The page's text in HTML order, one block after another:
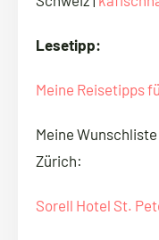
Lesetipp:
Meine Reisetipps
Meine
Zürich:
Sorell Hotel St.